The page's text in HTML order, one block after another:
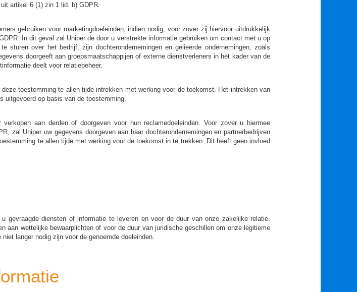
artikel 6 (1) zin 1 lid. b) GDPR.
gebruiken voor marketingdoeleinden, indien nodig, voor zover zij hiervoor uitdrukkelijk
In dit geval zal Uniper de door u verstrekte informatie gebruiken om contact met u op
over het bedrijf, zijn dochterondernemingen en gelieerde ondernemingen, zoals
doorgeeft aan groepsmaatschappijen of externe dienstverleners in het kader van de
deelt voor relatiebeheer.
toestemming te allen tijde intrekken met werking voor de toekomst. Het intrekken van
uitgevoerd op basis van de toestemming.
aan derden of doorgeven voor hun reclamedoeleinden. Voor zover u hiermee
zal Uniper uw gegevens doorgeven aan haar dochterondernemingen en partnerbedrijven
te allen tijde met werking voor de toekomst in te trekken. Dit heeft geen invloed
gevraagde diensten of informatie te leveren en voor de duur van onze zakelijke relatie.
aan wettelijke bewaarplichten of voor de duur van juridische geschillen om onze legitieme
langer nodig zijn voor de genoemde doeleinden.